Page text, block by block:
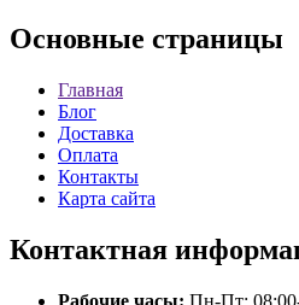
Основные страницы
Главная
Блог
Доставка
Оплата
Контакты
Карта сайта
Контактная
Рабочие часы: Пн-Пт: